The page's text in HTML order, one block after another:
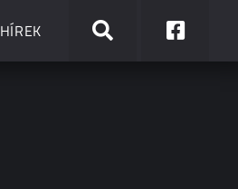
HÍREK